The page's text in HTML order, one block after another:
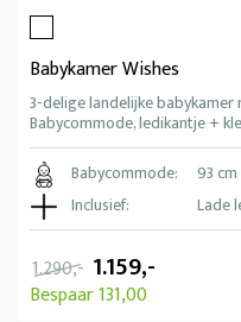
Babykamer Wishes
3-delige landelijke
Babycommode, ledikantje +
Babycommode:
93
Inclusief:
Lade
1.290,- 1.159,-
Bespaar 131,00